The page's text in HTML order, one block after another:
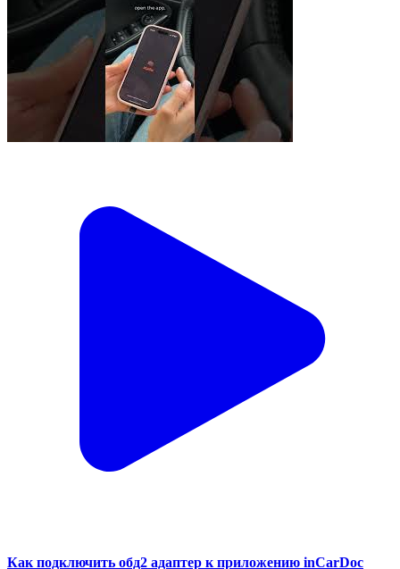
Как подключить обд2 адаптер к приложению inCarDoc